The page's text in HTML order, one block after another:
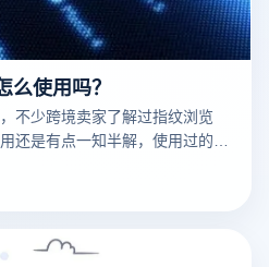
使用吗？
不少跨境卖家了解过指纹浏览
还是有点一知半解，使用过的用
可以修改网络指纹的浏览器。因
留下我们的指纹信息，通过这些
要怎么使用呢？